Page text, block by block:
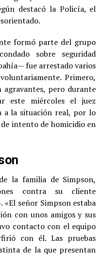
destacó la Policía, el
formó parte del grupo
sobre seguridad
fue arrestado varios
Primero,
agravantes, pero durante
este miércoles el juez
a la situación real, por lo
intento de homicidio en
la familia de Simpson,
contra su cliente
«El señor Simpson estaba
con unos amigos y sus
contacto con el equipo
con él. Las pruebas
de la que presentan